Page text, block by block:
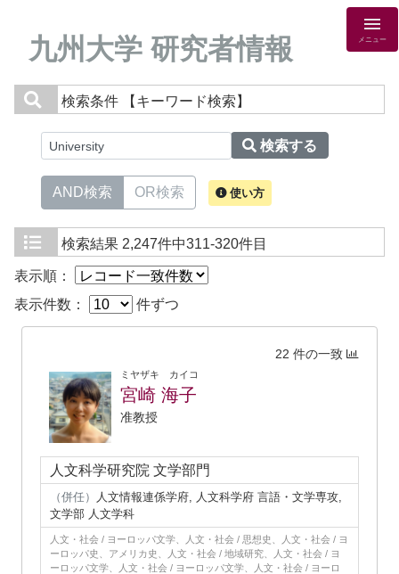
九州大学 研究者情報 メニュー
検索条件 【キーワード検索】
検索する
AND検索 OR検索 使い方
検索結果 2,247件中311-320件目
表示順：
表示件数：
件ずつ
22 件の一致
ミヤザキ カイコ
宮崎 海子
准教授
人文科学研究院 文学部門
（併任）
人文情報連係学府, 人文科学府 言語・文学専攻,
文学部 人文学科
人文・社会 / ヨーロッパ文学、人文・社会 / 思想史、人文・社会 / ヨ
ーロッパ史、アメリカ史、人文・社会 / 地域研究、人文・社会 / ヨ
ーロッパ文学、人文・社会 / ヨーロッパ文学、人文・社会 / ヨーロ